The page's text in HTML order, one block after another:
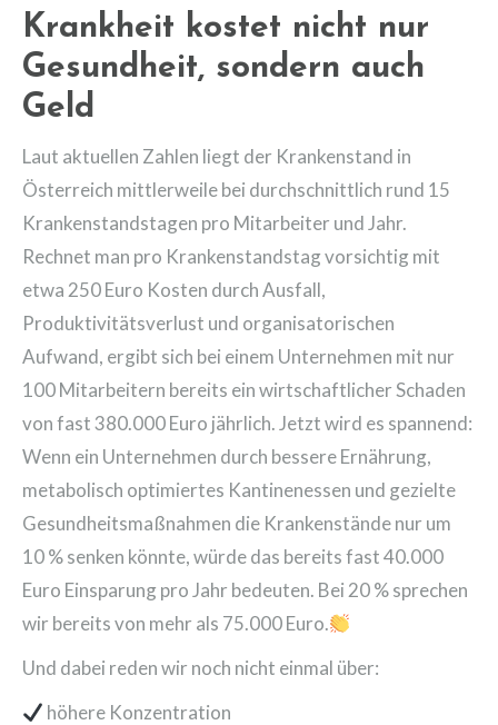
Krankheit kostet nicht nur
Gesundheit, sondern auch
Geld
Laut aktuellen Zahlen liegt der Krankenstand in
Österreich mittlerweile bei durchschnittlich rund 15
Krankenstandstagen pro Mitarbeiter und Jahr.
Rechnet man pro Krankenstandstag vorsichtig mit
etwa 250 Euro Kosten durch Ausfall,
Produktivitätsverlust und organisatorischen
Aufwand, ergibt sich bei einem Unternehmen mit nur
100 Mitarbeitern bereits ein wirtschaftlicher Schaden
von fast 380.000 Euro jährlich. Jetzt wird es spannend:
Wenn ein Unternehmen durch bessere Ernährung,
metabolisch optimiertes Kantinenessen und gezielte
Gesundheitsmaßnahmen die Krankenstände nur um
10 % senken könnte, würde das bereits fast 40.000
Euro Einsparung pro Jahr bedeuten. Bei 20 % sprechen
wir bereits von mehr als 75.000 Euro.
Und dabei reden wir noch nicht einmal über:
höhere Konzentration